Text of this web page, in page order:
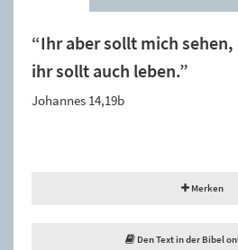
“Ihr aber sollt mich
ihr sollt auch leben.”
Johannes 14,19b
Merken
Den Text in der Bibel